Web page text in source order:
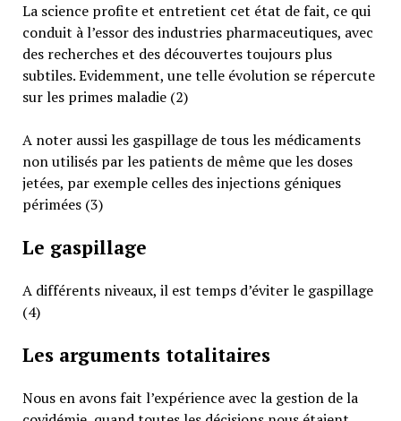
La science profite et entretient cet état de fait, ce qui
conduit à l’essor des industries pharmaceutiques, avec
des recherches et des découvertes toujours plus
subtiles. Evidemment, une telle évolution se répercute
sur les primes maladie (2)
A noter aussi les gaspillage de tous les médicaments
non utilisés par les patients de même que les doses
jetées, par exemple celles des injections géniques
périmées (3)
Le gaspillage
A différents niveaux, il est temps d’éviter le gaspillage
(4)
Les arguments totalitaires
Nous en avons fait l’expérience avec la gestion de la